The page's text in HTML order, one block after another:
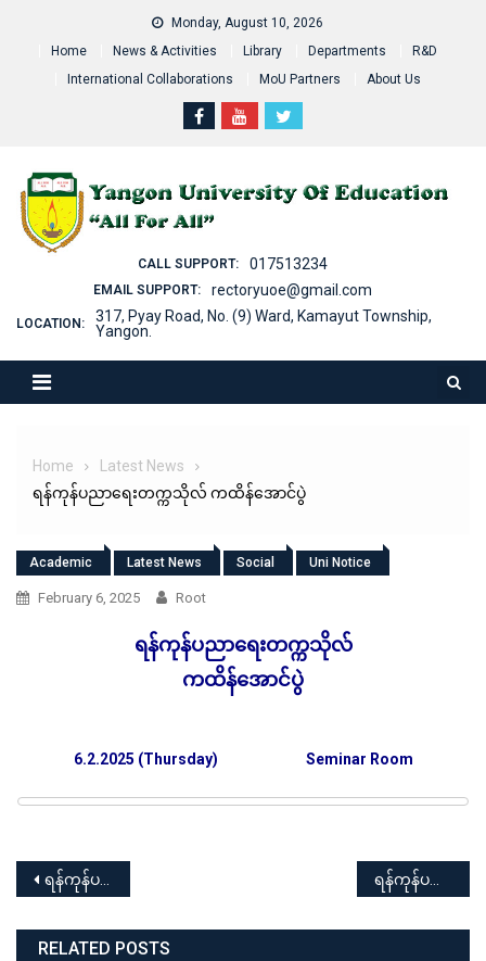
Monday, August 10, 2026
Home
News & Activities Library Departments
R&D
International Collaborations
MoU Partners About Us
CALL SUPPORT: 017513234
EMAIL SUPPORT: rectoryuoe@gmail.com
LOCATION:
317, Pyay Road, No. (9) Ward, Kamayut Township,
Yangon.
Home
Latest News
ရန်ကုန်ပညာရေးတက္ကသိုလ် ကထိန်အောင်ပွဲ
Academic Latest News Social Uni Notice
February 6, 2025 Root
ရန်ကုန်ပညာရေးတက္ကသိုလ်
ကထိန်အောင်ပွဲ
6.2.2025 (Thursday) Seminar Room
Post
navigation
ရန်ကုန်ပညာရေးတက္ကသိုလ် (၇၈) နှစ်မြောက် ပြည်ထောင်စုနေ့အထိမ်းအမှတ် ကဗျာ၊ စာစီစာကုံး၊ ပန်းချီ နှင့် ဆောင်းပါးပြိုင်ပွဲ ရန်ကုန်ပညာရေးတက္ကသိုလ် ၂၀၂၄ – ၂၀၂၅ ပညာသင်နှစ် မြန်မာ့ရိုးရာ ထမနဲထိုးပြိုင်ပွဲ အခမ်းအနား
RELATED POSTS